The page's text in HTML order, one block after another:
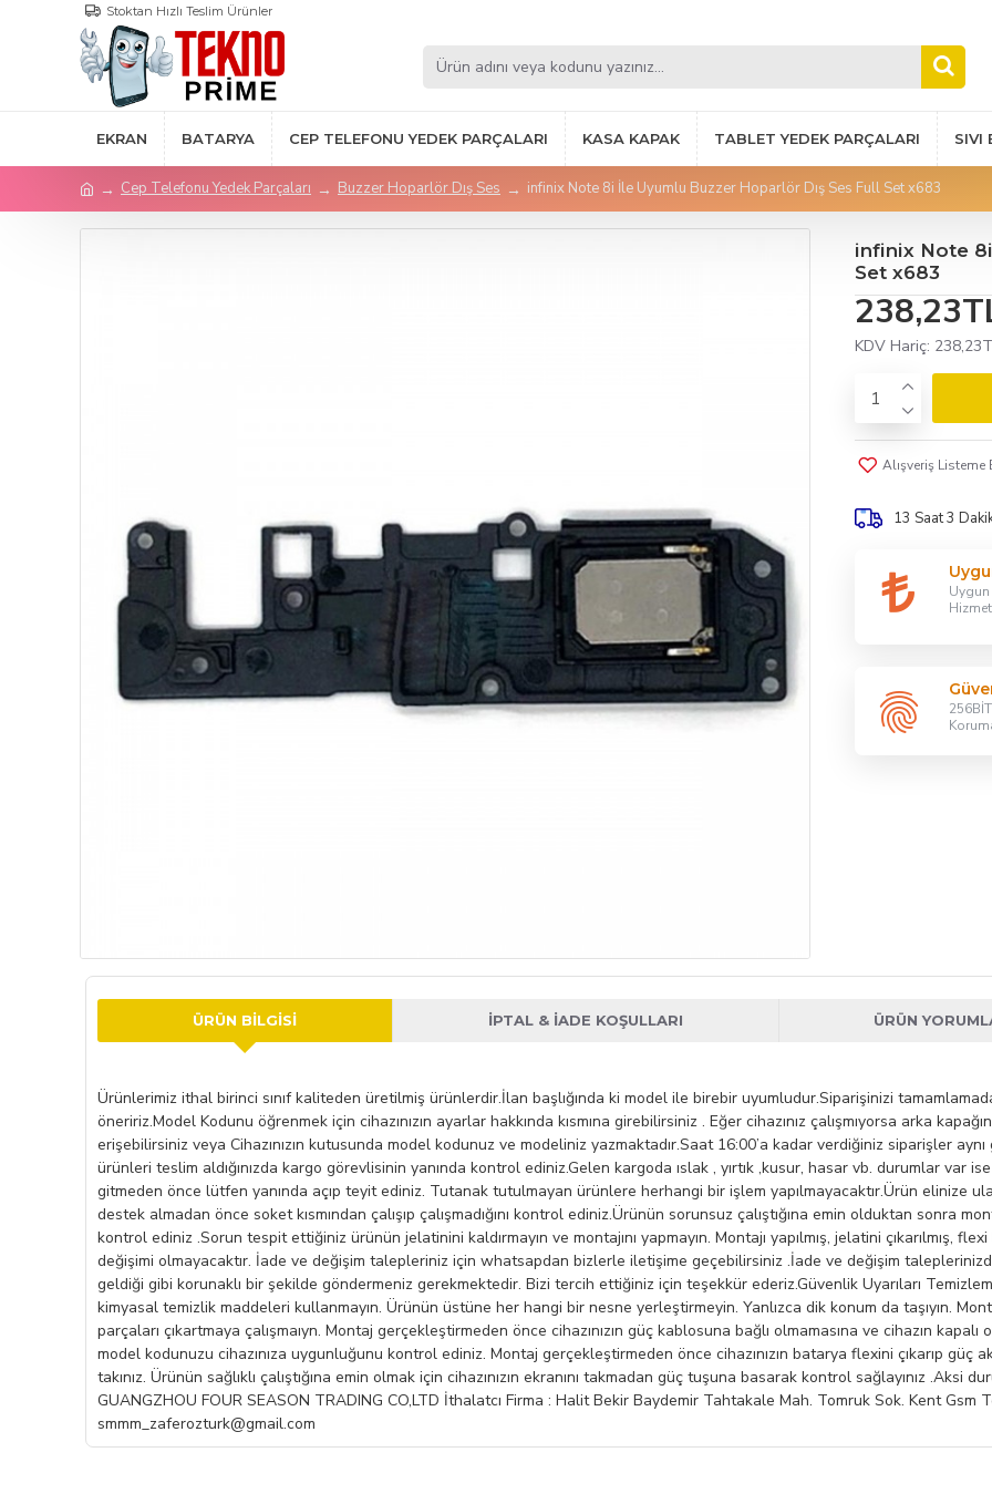
Stoktan Hızlı Teslim Ürünler
EKRAN BATARYA CEP TELEFONU YEDEK PARÇALARI KASA KAPAK TABLET YEDEK PARÇALARI SIVI
Cep Telefonu Yedek Parçaları Buzzer Hoparlör Dış Ses infinix Note 8i İle Uyumlu Buzzer Hoparlör Dış Ses Full Set x683
infinix Note
Set x683
KDV Hariç:
Alışveriş Listeme
Hizmet
13 Saat 3
ÜRÜN BILGISI İPTAL & İADE KOŞULLARI ÜRÜN
Ürünlerimiz ithal birinci sınıf kaliteden üretilmiş ürünlerdir.İlan başlığında ki model ile birebir uyumludur.Siparişinizi
öneririz.Model Kodunu öğrenmek için cihazınızın ayarlar hakkında kısmına girebilirsiniz . Eğer cihazınız çalışmıyorsa arka
erişebilirsiniz veya Cihazınızın kutusunda model kodunuz ve modeliniz yazmaktadır.Saat 16:00’a kadar verdiğiniz siparişler
ürünleri teslim aldığınızda kargo görevlisinin yanında kontrol ediniz.Gelen kargoda ıslak , yırtık ,kusur, hasar vb. durumlar var
gitmeden önce lütfen yanında açıp teyit ediniz. Tutanak tutulmayan ürünlere herhangi bir işlem yapılmayacaktır.Ürün elinize
destek almadan önce soket kısmından çalışıp çalışmadığını kontrol ediniz.Ürünün sorunsuz çalıştığına emin olduktan sonra
kontrol ediniz .Sorun tespit ettiğiniz ürünün jelatinini kaldırmayın ve montajını yapmayın. Montajı yapılmış, jelatini çıkarılmış,
değişimi olmayacaktır. İade ve değişim talepleriniz için whatsapdan bizlerle iletişime geçebilirsiniz .İade ve değişim
geldiği gibi korunaklı bir şekilde göndermeniz gerekmektedir. Bizi tercih ettiğiniz için teşekkür ederiz.Güvenlik Uyarıları
kimyasal temizlik maddeleri kullanmayın. Ürünün üstüne her hangi bir nesne yerleştirmeyin. Yanlızca dik konum da taşıyın.
parçaları çıkartmaya çalışmaıyn. Montaj gerçekleştirmeden önce cihazınızın güç kablosuna bağlı olmamasına ve cihazın
model kodunuzu cihazınıza uygunluğunu kontrol ediniz. Montaj gerçekleştirmeden önce cihazınızın batarya flexini çıkarıp güç
takınız. Ürünün sağlıklı çalıştığına emin olmak için cihazınızın ekranını takmadan güç tuşuna basarak kontrol sağlayınız .Aksi
GUANGZHOU FOUR SEASON TRADING CO,LTD İthalatcı Firma : Halit Bekir Baydemir Tahtakale Mah. Tomruk Sok. Kent Gsm
smmm_zaferozturk@gmail.com